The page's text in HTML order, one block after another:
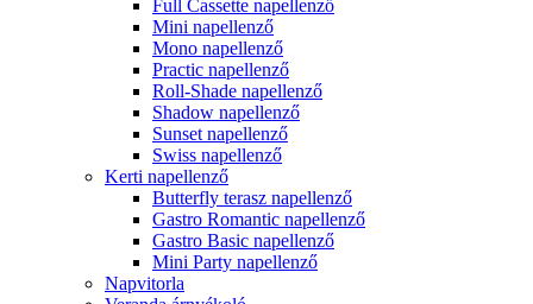
Full Cassette napellenző
Mini napellenző
Mono napellenző
Practic napellenző
Roll-Shade napellenző
Shadow napellenző
Sunset napellenző
Swiss napellenző
Kerti napellenző
Butterfly terasz napellenző
Gastro Romantic napellenző
Gastro Basic napellenző
Mini Party napellenző
Napvitorla